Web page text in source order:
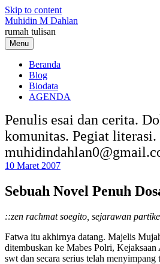
Skip to content
Muhidin M Dahlan
rumah tulisan
Menu
Beranda
Blog
Biodata
AGENDA
Penulis esai dan cerita.
komunitas. Pegiat
10 Maret 2007
Sebuah Novel Penuh
::zen rachmat soegito, sejarawan
Fatwa itu akhirnya datang. Majelis
ditembuskan ke Mabes Polri,
swt dan secara serius telah menyimpang